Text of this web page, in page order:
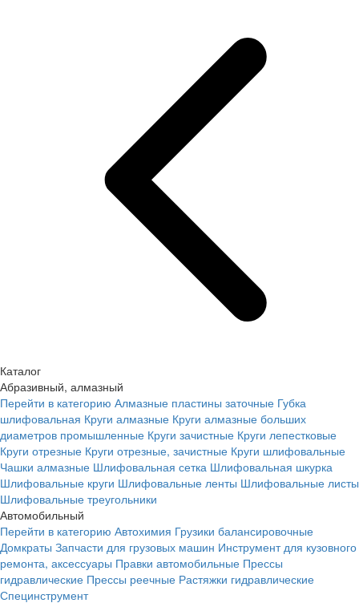
Каталог
Абразивный, алмазный
Перейти в категорию Алмазные пластины заточные Губка
шлифовальная Круги алмазные Круги алмазные больших
диаметров промышленные Круги зачистные Круги лепестковые
Круги отрезные Круги отрезные, зачистные Круги шлифовальные
Чашки алмазные Шлифовальная сетка Шлифовальная шкурка
Шлифовальные круги Шлифовальные ленты Шлифовальные листы
Шлифовальные треугольники
Автомобильный
Перейти в категорию Автохимия Грузики балансировочные
Домкраты Запчасти для грузовых машин Инструмент для кузовного
ремонта, аксессуары Правки автомобильные Прессы
гидравлические Прессы реечные Растяжки гидравлические
Специнструмент